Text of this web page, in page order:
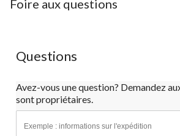
Foire aux questions
Questions
Avez-vous une question? Demandez
sont propriétaires.